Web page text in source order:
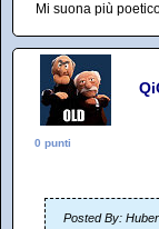
Mi suona più
0 punti
Posted By: Huber